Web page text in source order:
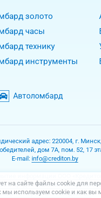
золото
часы
технику
инструменты
Автоломбард
адрес:220004, г. Минск,
дом 7А, пом. 52, 17
Е-mаil: info@crediton.by
предоставления
персональных данных
на сайте файлы cookie для
мы используем cookie и как вы